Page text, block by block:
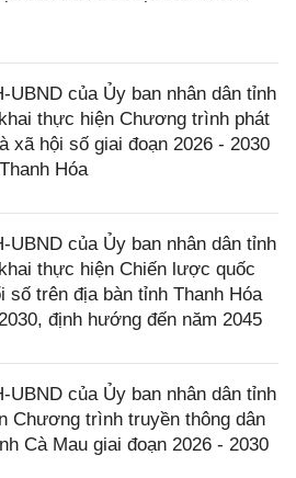
UBND của Ủy ban nhân dân tỉnh
thực hiện Chương trình phát
xã hội số giai đoạn 2026 - 2030
Hóa
UBND của Ủy ban nhân dân tỉnh
thực hiện Chiến lược quốc
số trên địa bàn tỉnh Thanh Hóa
định hướng đến năm 2045
UBND của Ủy ban nhân dân tỉnh
Chương trình truyền thông dân
Cà Mau giai đoạn 2026 - 2030